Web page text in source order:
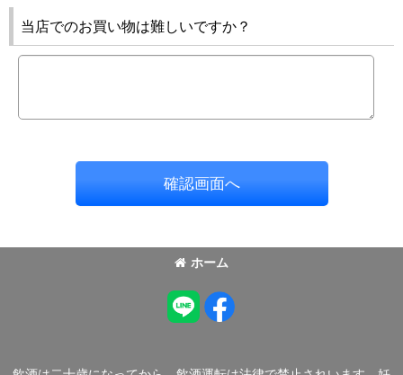
当店でのお買い物は難しいですか？
確認画面へ
ホーム